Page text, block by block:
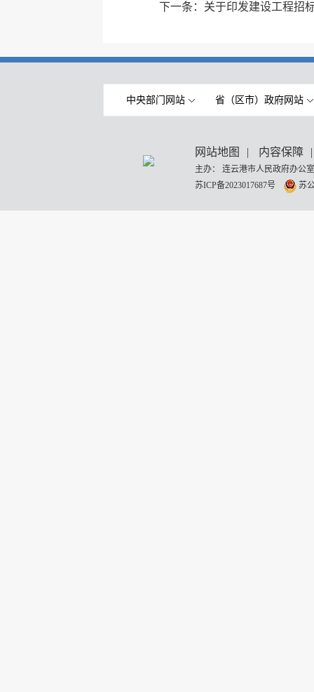
下一条： 关于印发建设工程招
中央部门网站 省（区市）政府网站
网站地图 | 内容保障 |
主办： 连云港市人民政府办
苏ICP备2023017687号
苏